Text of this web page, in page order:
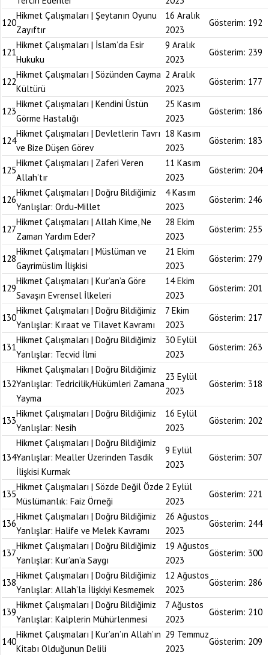
120
Hikmet Çalışmaları | Şeytanın Oyunu
Zayıftır
16 Aralık
2023
Gösterim: 192
121
Hikmet Çalışmaları | İslam’da Esir
Hukuku
9 Aralık
2023
Gösterim: 239
122
Hikmet Çalışmaları | Sözünden Cayma
Kültürü
2 Aralık
2023
Gösterim: 177
123
Hikmet Çalışmaları | Kendini Üstün
Görme Hastalığı
25 Kasım
2023
Gösterim: 186
124
Hikmet Çalışmaları | Devletlerin Tavrı
ve Bize Düşen Görev
18 Kasım
2023
Gösterim: 183
125
Hikmet Çalışmaları | Zaferi Veren
Allah’tır
11 Kasım
2023
Gösterim: 204
126
Hikmet Çalışmaları | Doğru Bildiğimiz
Yanlışlar: Ordu-Millet
4 Kasım
2023
Gösterim: 246
127
Hikmet Çalışmaları | Allah Kime, Ne
Zaman Yardım Eder?
28 Ekim
2023
Gösterim: 255
128
Hikmet Çalışmaları | Müslüman ve
Gayrimüslim İlişkisi
21 Ekim
2023
Gösterim: 279
129
Hikmet Çalışmaları | Kur’an’a Göre
Savaşın Evrensel İlkeleri
14 Ekim
2023
Gösterim: 201
130
Hikmet Çalışmaları | Doğru Bildiğimiz
Yanlışlar: Kıraat ve Tilavet Kavramı
7 Ekim
2023
Gösterim: 217
131
Hikmet Çalışmaları | Doğru Bildiğimiz
Yanlışlar: Tecvid İlmi
30 Eylül
2023
Gösterim: 263
132
Hikmet Çalışmaları | Doğru Bildiğimiz
Yanlışlar: Tedricilik/Hükümleri Zamana
Yayma
23 Eylül
2023
Gösterim: 318
133
Hikmet Çalışmaları | Doğru Bildiğimiz
Yanlışlar: Nesih
16 Eylül
2023
Gösterim: 202
134
Hikmet Çalışmaları | Doğru Bildiğimiz
Yanlışlar: Mealler Üzerinden Tasdik
İlişkisi Kurmak
9 Eylül
2023
Gösterim: 307
135
Hikmet Çalışmaları | Sözde Değil Özde
Müslümanlık: Faiz Örneği
2 Eylül
2023
Gösterim: 221
136
Hikmet Çalışmaları | Doğru Bildiğimiz
Yanlışlar: Halife ve Melek Kavramı
26 Ağustos
2023
Gösterim: 244
137
Hikmet Çalışmaları | Doğru Bildiğimiz
Yanlışlar: Kur’an’a Saygı
19 Ağustos
2023
Gösterim: 300
138
Hikmet Çalışmaları | Doğru Bildiğimiz
Yanlışlar: Allah’la İlişkiyi Kesmemek
12 Ağustos
2023
Gösterim: 286
139
Hikmet Çalışmaları | Doğru Bildiğimiz
Yanlışlar: Kalplerin Mühürlenmesi
7 Ağustos
2023
Gösterim: 210
140
Hikmet Çalışmaları | Kur’an’ın Allah’ın
Kitabı Olduğunun Delili
29 Temmuz
2023
Gösterim: 209